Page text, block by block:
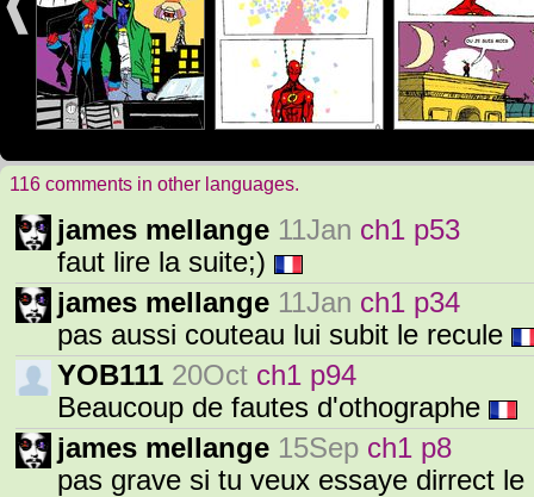
116 comments in other languages.
james mellange 11Jan ch1 p53
faut lire la suite;)
james mellange 11Jan ch1 p34
pas aussi couteau lui subit le recule
YOB111 20Oct ch1 p94
Beaucoup de fautes d'othographe
james mellange 15Sep ch1 p8
pas grave si tu veux essaye dirrect